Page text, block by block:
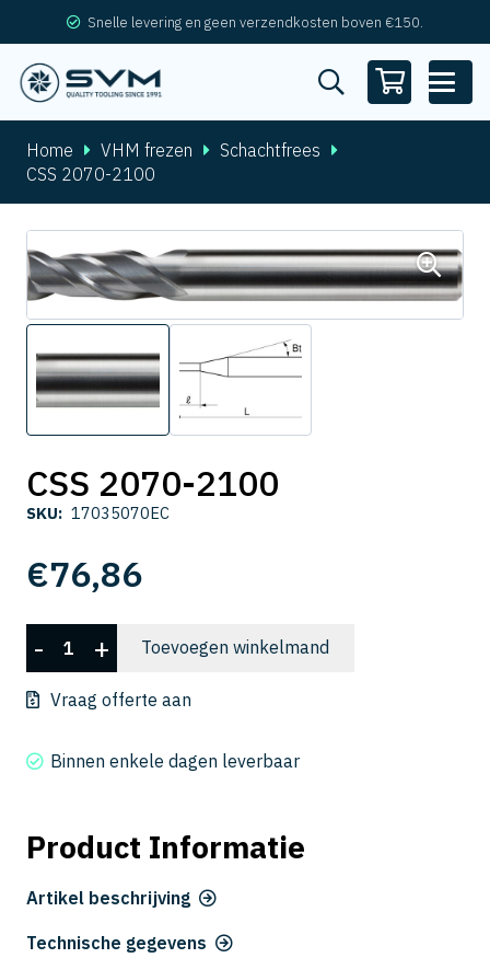
Snelle levering en geen verzendkosten boven €150.
Home VHM frezen
Schachtfrees
CSS 2070-2100
CSS 2070-2100
SKU: 17035070EC
€76,86
2070-
2100
- + Toevoegen winkelmand
Vraag offerte aan
Binnen enkele dagen leverbaar
Product Informatie
Artikel beschrijving
Technische gegevens